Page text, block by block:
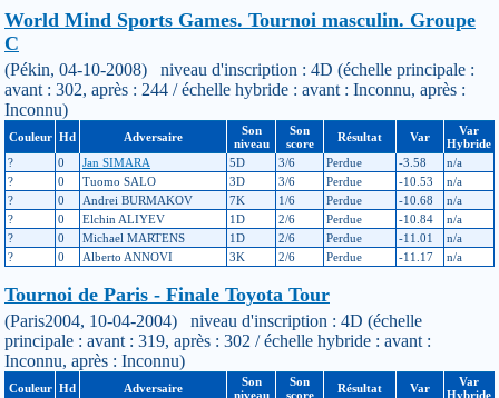
World Mind Sports Games. Tournoi masculin. Groupe
C
(Pékin, 04-10-2008) niveau d'inscription : 4D (échelle principale :
avant : 302, après : 244 / échelle hybride : avant : Inconnu, après :
Inconnu)
Couleur Hd Adversaire
Son
niveau
Son
score
Résultat Var
Var
Hybride
?
0 Jan SIMARA 5D 3/6 Perdue -3.58
n/a
?
0 Tuomo SALO 3D 3/6 Perdue -10.53
n/a
?
0 Andrei BURMAKOV 7K 1/6 Perdue -10.68
n/a
?
0 Elchin ALIYEV 1D 2/6 Perdue -10.84
n/a
?
0 Michael MARTENS 1D 2/6 Perdue -11.01
n/a
?
0 Alberto ANNOVI 3K 2/6 Perdue -11.17 n/a
Tournoi de Paris - Finale Toyota Tour
(Paris2004, 10-04-2004) niveau d'inscription : 4D (échelle
principale : avant : 319, après : 302 / échelle hybride : avant :
Inconnu, après : Inconnu)
Couleur Hd Adversaire
Son
niveau
Son
score
Résultat Var
Var
Hybride